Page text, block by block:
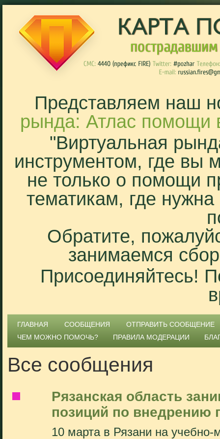
Представляем наш
рында: Атлас помощи
"Виртуальная
инструментом, где вы
не только о помощи
тематикам, где
Обратите,
занимаемся
Присоединяйтесь!
ГЛАВНАЯ СООБЩЕНИЯ
ОТПРАВИТЬ СООБЩЕНИЕ
ЧЕМ МОЖНО ПОМОЧЬ?
ПРАВИЛА МОДЕРАЦИИ
Все сообщения
Рязанская область
позиций по внедрению
10 марта в Рязани на учебно-